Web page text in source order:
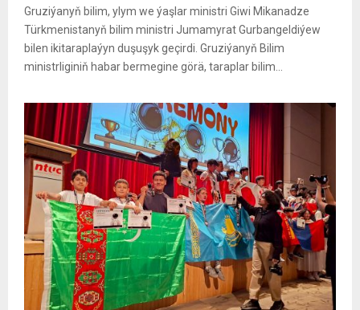
Gruziýanyň bilim, ylym we ýaşlar ministri Giwi Mikanadze
Türkmenistanyň bilim ministri Jumamyrat Gurbangeldiýew
bilen ikitaraplaýyn duşuşyk geçirdi. Gruziýanyň Bilim
ministrliginiň habar bermegine görä, taraplar bilim...